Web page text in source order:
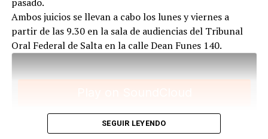
Para descargar los archivos:www.radiolavaca.org
El noticiero de los juicios es de reproducción libre y
gratuita para todas las emisoras que nos escriban a
infolavaca@yahoo.com.ar
Ambos juicios se llevan a cabo los lunes y viernes a
partir de las 9.30 en la sala de audiencias del Tribunal
Oral Federal de Salta en la calle Dean Funes 140.
SEGUIR LEYENDO